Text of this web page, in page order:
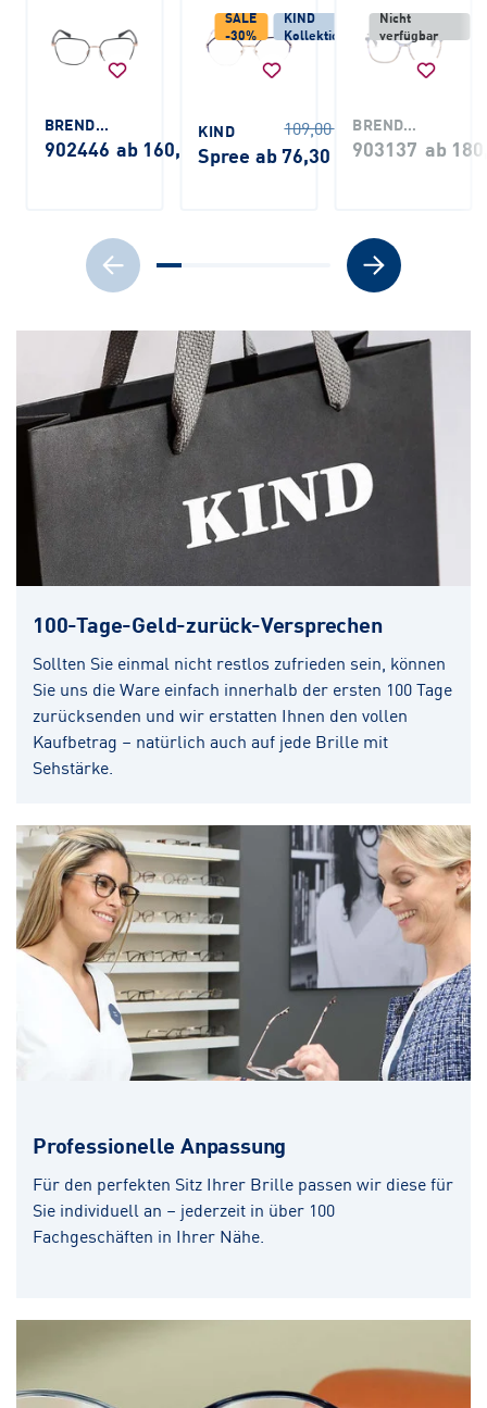
BRENDEL
902446 ab 160,00 €
SALE
-30%
KIND
Kollektion
KIND
Spree
109,00 €
ab 76,30 €
Nicht
verfügbar
BRENDEL
903137 ab
100-Tage-Geld-zurück-Versprechen
Sollten Sie einmal nicht restlos zufrieden sein, können
Sie uns die Ware einfach innerhalb der ersten 100 Tage
zurücksenden und wir erstatten Ihnen den vollen
Kaufbetrag – natürlich auch auf jede Brille mit
Sehstärke.
Professionelle Anpassung
Für den perfekten Sitz Ihrer Brille passen wir diese für
Sie individuell an – jederzeit in über 100
Fachgeschäften in Ihrer Nähe.